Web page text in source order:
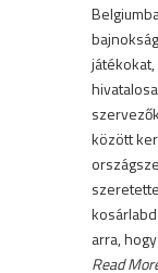
között
arra,
Read